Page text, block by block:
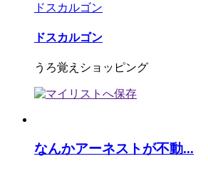
ドスカルゴン
ドスカルゴン
うろ覚えショッピング
なんかアーネストが不動...